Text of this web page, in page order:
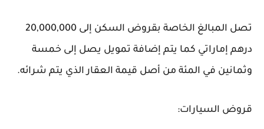
تصل المبالغ الخاصة بقروض السكن إلى 20,000,000
درهم إماراتي كما يتم إضافة تمويل يصل إلى خمسة
وثمانين في المئة من أصل قيمة العقار الذي يتم شرائه.
قروض السيارات: